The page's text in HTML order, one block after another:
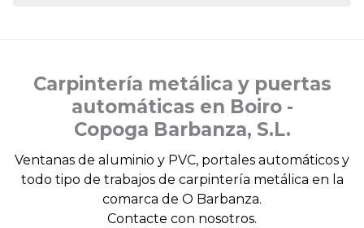
Carpintería metálica y puertas
automáticas en Boiro -
Copoga Barbanza, S.L.
Ventanas de aluminio y PVC, portales automáticos y
todo tipo de trabajos de carpintería metálica en la
comarca de O Barbanza.
Contacte con nosotros.